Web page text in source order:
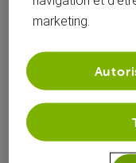
Réponses
marketing.